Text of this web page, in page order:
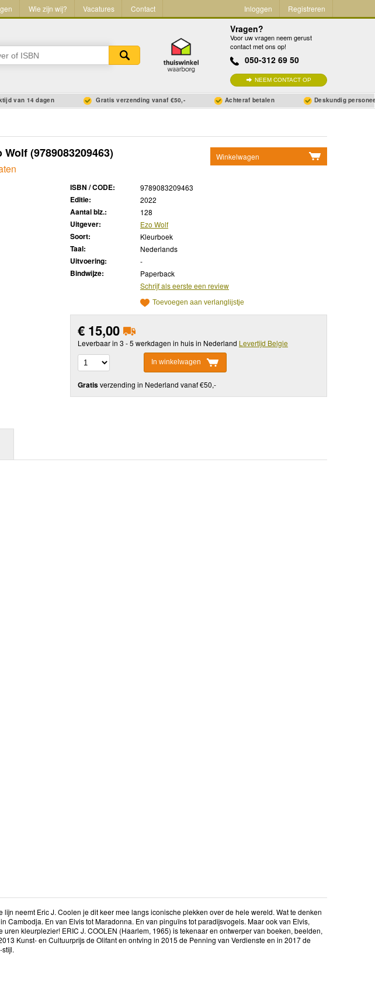
Wie zijn wij? Vacatures Contact Inloggen Registreren
Vragen?
Voor uw vragen neem gerust
contact met ons op!
050-312 69 50
NEEM CONTACT OP
van 14 dagen Gratis verzending vanaf €50,- Achteraf betalen Deskundig
Winkelwagen
Wolf(9789083209463)
ISBN / CODE: 9789083209463
Editie: 2022
Aantal blz.: 128
Uitgever: Ezo Wolf
Soort: Kleurboek
Taal: Nederlands
Uitvoering: -
Bindwijze:
Paperback
Schrijf als eerste een review
Toevoegen aan verlanglijstje
€ 15,00
Leverbaar in 3 - 5 werkdagen in huis in Nederland Levertijd Belgie
In winkelwagen
Gratisverzending in Nederland vanaf €50,-
neemt Eric J. Coolen je dit keer mee langs iconische plekken over de hele wereld. Wat te denken
Cambodja. En van Elvis tot Maradonna. En van pinguïns tot paradijsvogels. Maar ook van Elvis,
kleurplezier! ERIC J. COOLEN (Haarlem, 1965) is tekenaar en ontwerper van boeken, beelden,
Kunst- en Cultuurprijs de Olifant en ontving in 2015 de Penning van Verdienste en in 2017 de